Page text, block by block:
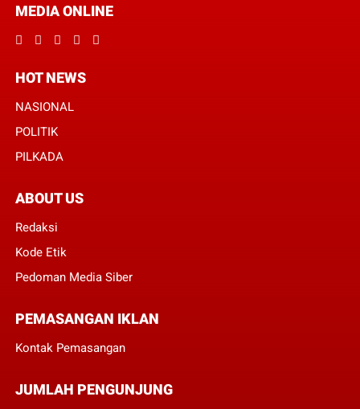
MEDIA ONLINE
HOT NEWS
NASIONAL
POLITIK
PILKADA
ABOUT US
Redaksi
Kode Etik
Pedoman Media Siber
PEMASANGAN IKLAN
Kontak Pemasangan
JUMLAH PENGUNJUNG